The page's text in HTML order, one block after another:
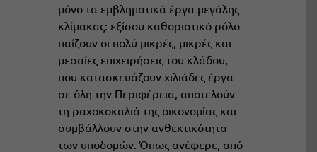
μόνο τα εμβληματικά έργα μεγάλης
κλίμακας: εξίσου καθοριστικό ρόλο
παίζουν οι πολύ μικρές, μικρές και
μεσαίες επιχειρήσεις του κλάδου,
που κατασκευάζουν χιλιάδες έργα
σε όλη την Περιφέρεια, αποτελούν
τη ραχοκοκαλιά της οικονομίας και
συμβάλλουν στην ανθεκτικότητα
των υποδομών. Όπως ανέφερε, από